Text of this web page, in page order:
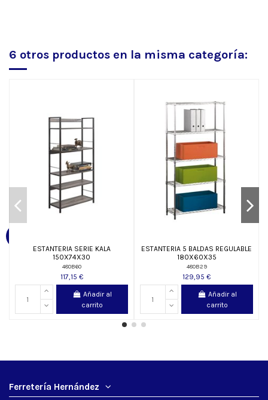
6 otros productos en la misma categoría:
ESTANTERIA SERIE KALA
150X74X30
480B60
117,15 €
Añadir al
carrito
ESTANTERIA 5 BALDAS REGULABLE
180X60X35
480B29
129,95 €
Añadir al
carrito
Ferretería Hernández